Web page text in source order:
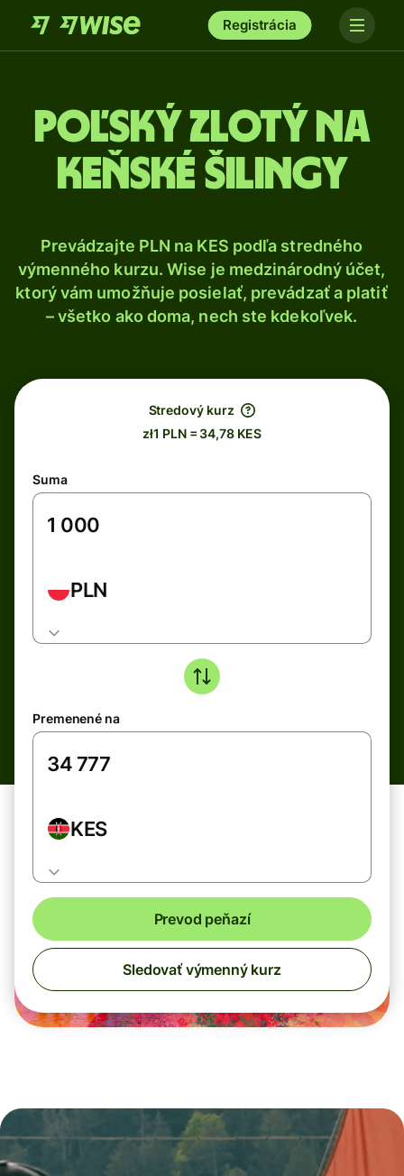
Registrácia
Poľský zlotý na
keňské šilingy
Prevádzajte PLN na KES podľa stredného
výmenného kurzu. Wise je medzinárodný účet,
ktorý vám umožňuje posielať, prevádzať a platiť
– všetko ako doma, nech ste kdekoľvek.
Stredový kurz
zł1 PLN = 34,78 KES
Suma
PLN
Premenené na
KES
Prevod peňazí
Sledovať výmenný kurz